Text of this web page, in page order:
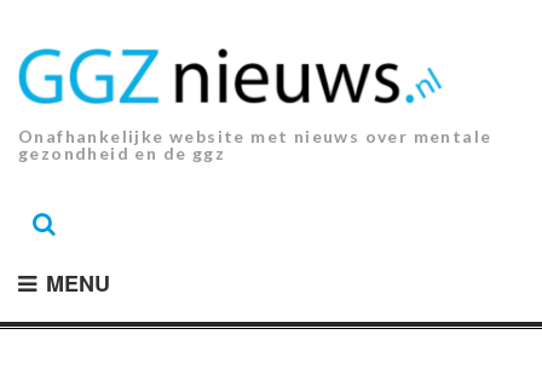
inhoud.
Onafhankelijke website met nieuws over mentale
gezondheid en de ggz
MENU